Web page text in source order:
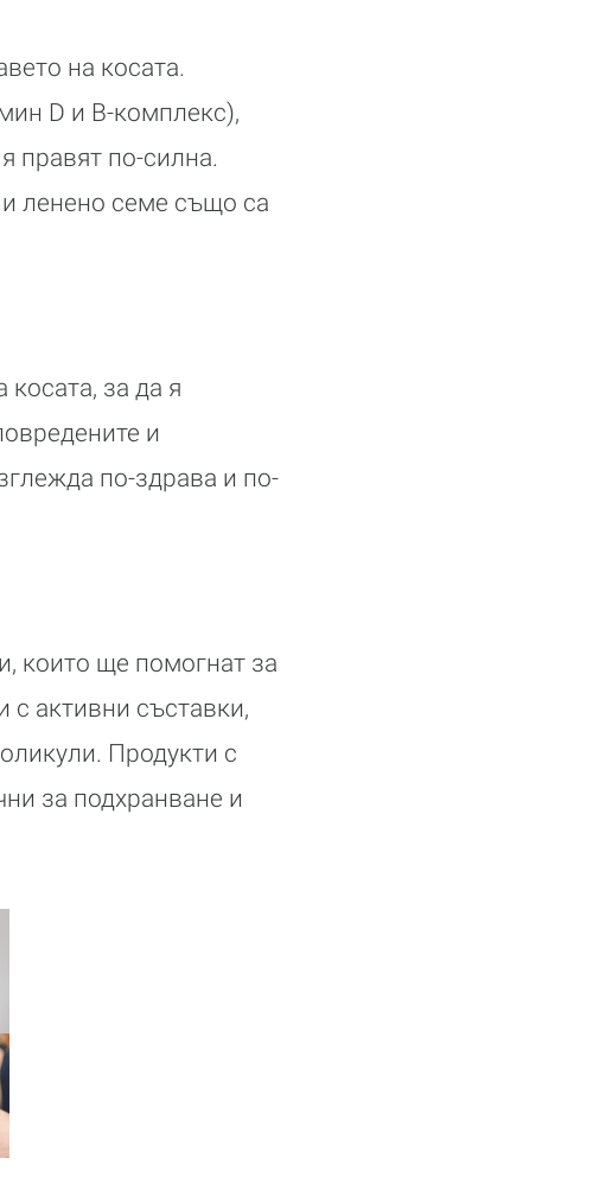
на косата.
D и В-комплекс),
правят по-силна.
и ленено семе също са
за да я
и
по-здрава и по-
които ще помогнат за
активни съставки,
Продукти с
за подхранване и